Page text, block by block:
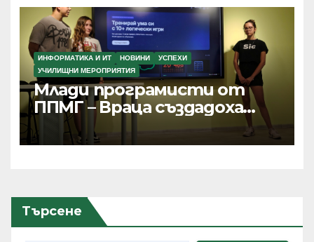
Еразъм+, ПОО и eTwinning
ИНФОРМАТИКА И ИТ НОВИНИ
УСПЕХИ
УЧИЛИЩНИ МЕРОПРИЯТИЯ
Млади програмисти от
ППМГ – Враца създадоха
дигитални продукти с
реално приложение и
Търсене